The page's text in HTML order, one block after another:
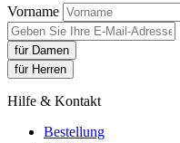
Vorname
für Damen
für Herren
Hilfe & Kontakt
Bestellung